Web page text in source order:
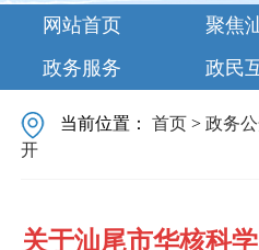
网站首页 聚焦
政务服务
政民
当前位置：首页 >政务
开
关于汕尾市华核科